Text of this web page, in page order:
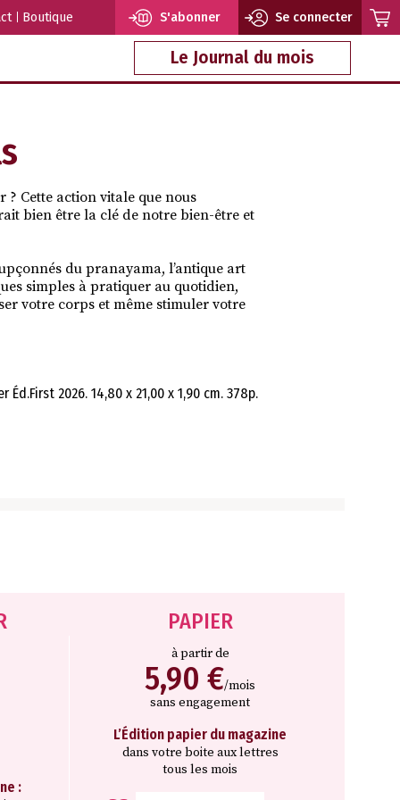
Boutique S'abonner Se connecter
Le Journal du mois
Cette action vitale que nous
bien être la clé de notre bien-être et
du pranayama, l’antique art
simples à pratiquer au quotidien,
votre corps et même stimuler votre
2026. 14,80 x 21,00 x 1,90 cm. 378p.
:
PAPIER
à partir de
5,90 €/mois
sans engagement
L’Édition papier du magazine
dans votre boite aux lettres
tous les mois